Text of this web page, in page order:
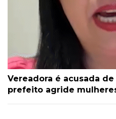
Vereadora é acusada
prefeito agride